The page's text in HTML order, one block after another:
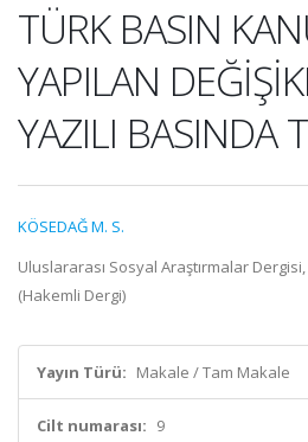
TÜRK BASIN
YAPILAN
YAZILI BASINDA
KÖSEDAĞ M. S.
Uluslararası Sosyal Araştırmalar
(Hakemli Dergi)
Yayın Türü: Makale / Tam Makale
Cilt numarası: 9